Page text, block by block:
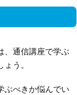
、通信講座で学ぶ
う。
ぶべきか悩んでい